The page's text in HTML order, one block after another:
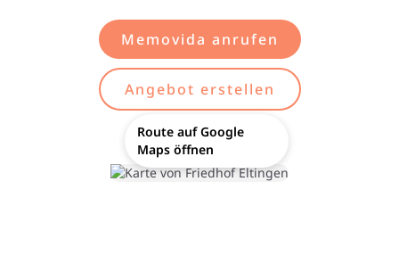
Memovida anrufen
Angebot erstellen
Route auf Google
Maps öffnen